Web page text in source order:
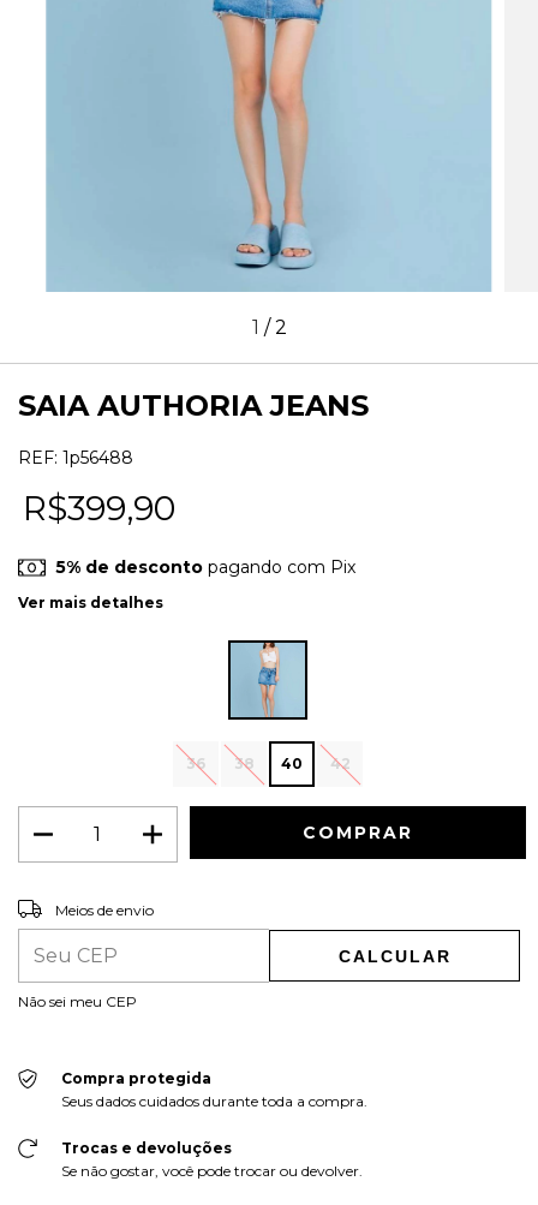
1 /2
SAIA AUTHORIA JEANS
REF: 1p56488
R$399,90
5% de desconto pagando com Pix
Ver mais detalhes
36 38 40 42
Entregas para o CEP:
Meios de envio
CALCULAR
Não sei meu CEP
Compra protegida
Seus dados cuidados durante toda a compra.
Trocas e devoluções
Se não gostar, você pode trocar ou devolver.